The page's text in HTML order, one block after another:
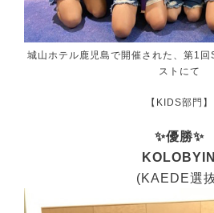
城山ホテル鹿児島で開催された、第1
ストにて
【KIDS部門】
✨優勝✨
KOLOBYIN
(KAEDE選